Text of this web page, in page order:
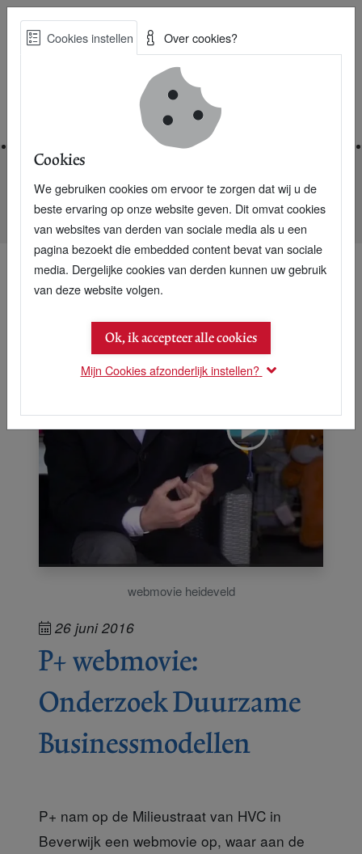
Skip
Best Practices voor een duurzame toekomst
Nieuwsarchief
P+ webmovie: Onderzoek Duurzame Businessmodellen
webmovie heideveld
26 juni 2016
P+ webmovie:
Onderzoek Duurzame
Businessmodellen
P+ nam op de Milieustraat van HVC in
Beverwijk een webmovie op, waar aan de
Cookies instellen Over cookies?
Cookies
We gebruiken cookies om ervoor te zorgen dat wij u de
beste ervaring op onze website geven. Dit omvat cookies
van websites van derden van sociale media als u een
pagina bezoekt die embedded content bevat van sociale
media. Dergelijke cookies van derden kunnen uw gebruik
van deze website volgen.
Ok, ik accepteer alle cookies
Mijn Cookies afzonderlijk instellen?